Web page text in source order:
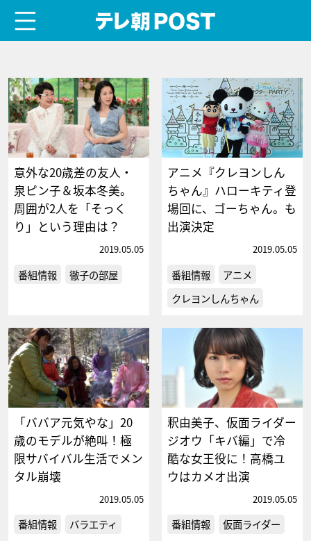
意外な20歳差の友人・
泉ピン子＆坂本冬美。
周囲が2人を「そっく
り」という理由は？
2019.05.05
番組情報 徹子の部屋
アニメ『クレヨンしん
ちゃん』ハローキティ登
場回に、ゴーちゃん。も
出演決定
2019.05.05
番組情報
アニメ
クレヨンしんちゃん
「ババア元気やな」20
歳のモデルが絶叫！極
限サバイバル生活でメン
タル崩壊
2019.05.05
番組情報 バラエティ
釈由美子、仮面ライダー
ジオウ「キバ編」で冷
酷な女王役に！高橋ユ
ウはカメオ出演
2019.05.05
番組情報 仮面ライダー